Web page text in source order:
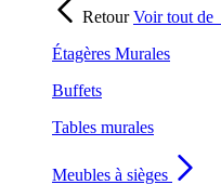
RetourVoir tout de
Étagères Murales
Buffets
Tables murales
Meubles à sièges